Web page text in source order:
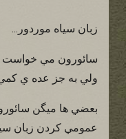
زبان سياه موردور...
سائورون مي خواست
ولي به جز عده ي
بعضي ها ميگن
عمومي كردن زبان